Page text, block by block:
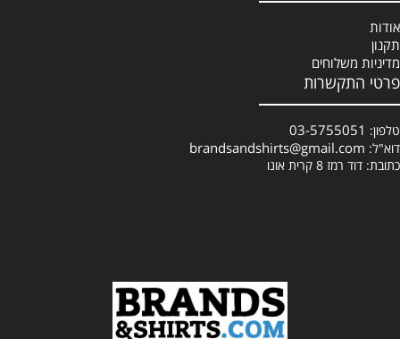
אודות
תקנון
מדיניות משלוחים
פרטי התקשרות
טלפון: 03-5755051
דוא"ל: brandsandshirts@gmail.com
כתובת: דוד רמז 8 קרית אונו